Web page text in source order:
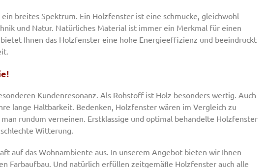
breites Spektrum. Ein Holzfenster ist eine schmucke, gleichwohl
und Natur. Natürliches Material ist immer ein Merkmal für einen
bietet Ihnen das Holzfenster eine hohe Energieeffizienz und beeindruckt
Kundenresonanz. Als Rohstoff ist Holz besonders wertig. Auch
lange Haltbarkeit. Bedenken, Holzfenster wären im Vergleich zu
rundum verneinen. Erstklassige und optimal behandelte Holzfenster
Witterung.
auf das Wohnambiente aus. In unserem Angebot bieten wir Ihnen
Farbaufbau. Und natürlich erfüllen zeitgemäﬂe Holzfenster auch alle